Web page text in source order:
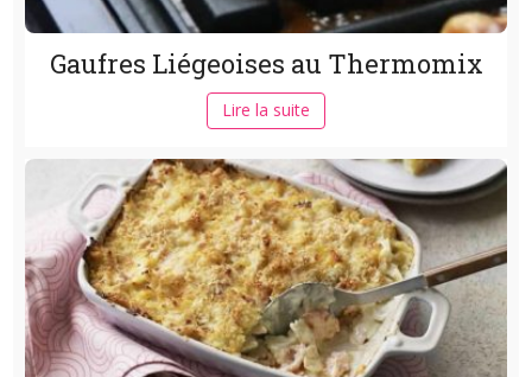
Gaufres Liégeoises au Thermomix
Lire la suite